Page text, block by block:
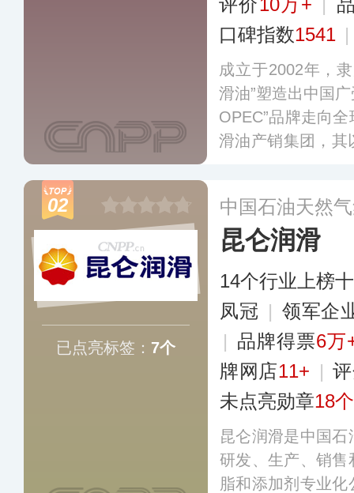
评价10万+ |
口碑指数1541 |
成立于2002年，
滑油”塑造出中国
OPEC”品牌走向
滑油产销集团，其
加剂等20多大类
多个国家和地区。
02
已点亮标签： 7个
中国石油天然
昆仑润滑
14个行业上榜
凤冠 | 领军企
| 品牌得票6万
牌网店11+ |
未点亮勋章18个
昆仑润滑是中国
研发、生产、销
脂和添加剂专业